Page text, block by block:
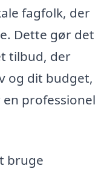
fagfolk, der
Dette gør det
tilbud, der
og dit budget,
professionel
bruge